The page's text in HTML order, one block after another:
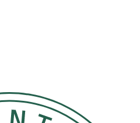
som vanligt 2 min, 2
och barn från 6 år